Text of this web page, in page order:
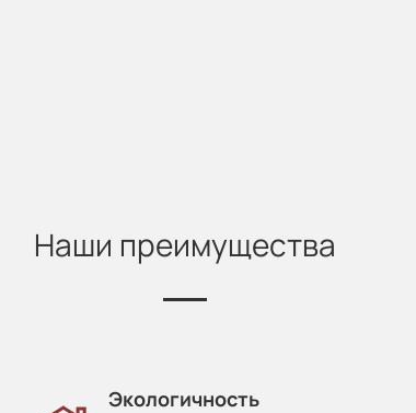
Наши преимущества
Экологичность